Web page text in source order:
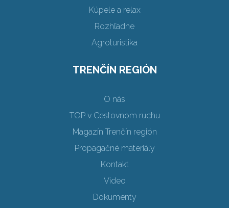
Kúpele a relax
Rozhľadne
Agroturistika
TRENČÍN REGIÓN
O nás
TOP v Cestovnom ruchu
Magazín Trenčín región
Propagačné materiály
Kontakt
Video
Dokumenty